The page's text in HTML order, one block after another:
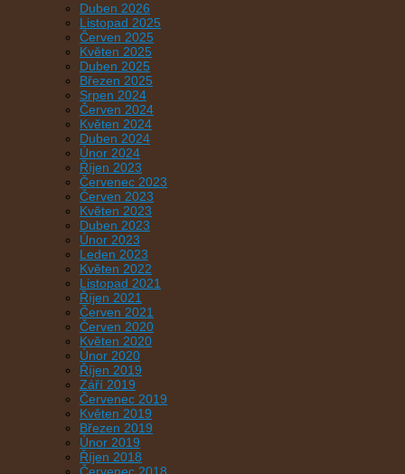
Duben 2026
Listopad 2025
Červen 2025
Květen 2025
Duben 2025
Březen 2025
Srpen 2024
Červen 2024
Květen 2024
Duben 2024
Únor 2024
Říjen 2023
Červenec 2023
Červen 2023
Květen 2023
Duben 2023
Únor 2023
Leden 2023
Květen 2022
Listopad 2021
Říjen 2021
Červen 2021
Červen 2020
Květen 2020
Únor 2020
Říjen 2019
Září 2019
Červenec 2019
Květen 2019
Březen 2019
Únor 2019
Říjen 2018